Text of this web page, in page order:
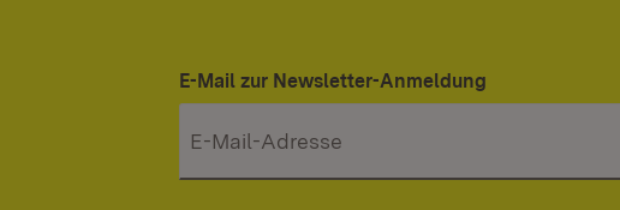
E-Mail zur Newsletter-Anmeldung